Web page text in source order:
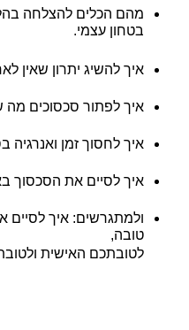
מהם הכלים להצלחה
בטחון עצמי.
איך להשיג יתרון שאין
איך לפתור סכסוכים מה
איך לחסוך זמן ואנרגיה
איך לסיים את הסכסוך
ולמתגרשים: איך לסיים
טובה,
לטובתכם האישית